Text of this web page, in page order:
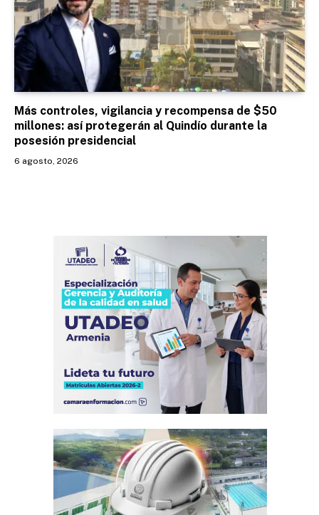
Más controles, vigilancia y recompensa de $50
millones: así protegerán al Quindío durante la
posesión presidencial
6 agosto, 2026